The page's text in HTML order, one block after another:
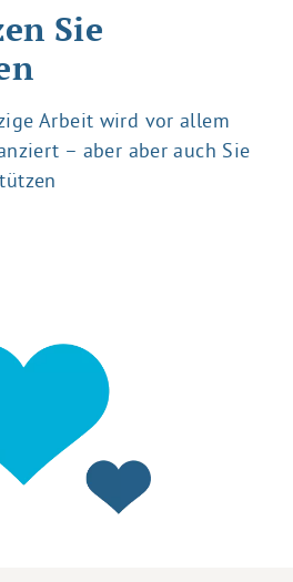
Sie
Arbeit wird vor allem
– aber aber auch Sie